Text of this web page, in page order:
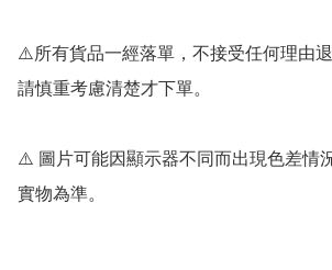
⚠️所有貨品一經落單，不接受任何理由
請慎重考慮清楚才下單。
⚠️ 圖片可能因顯示器不同而出現色差情
實物為準。